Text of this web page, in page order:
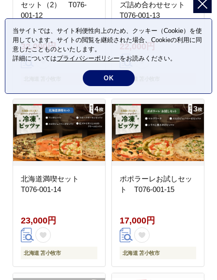
セット（2） T076-
001-12
32,000円
ズ詰め合わせセット
T076-001-13
22,000円
北海道 苫小牧市
北海道満喫セット
T076-001-14
23,000円
北海道 苫小牧市
ポポラーレお試しセッ
ト T076-001-15
17,000円
北海道 苫小牧市
当サイトでは、サイト利便性向上のため、クッキー（Cookie）を使
用しています。サイトの閲覧を継続された場合、Cookieの利用に同
意したことものといたします。
詳細についてはプライバシーポリシーをお読みください。
OK